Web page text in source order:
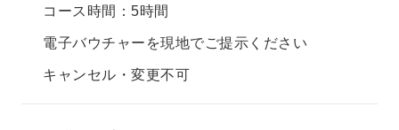
コース時間：5時間
電子バウチャーを現地でご提示ください
キャンセル・変更不可